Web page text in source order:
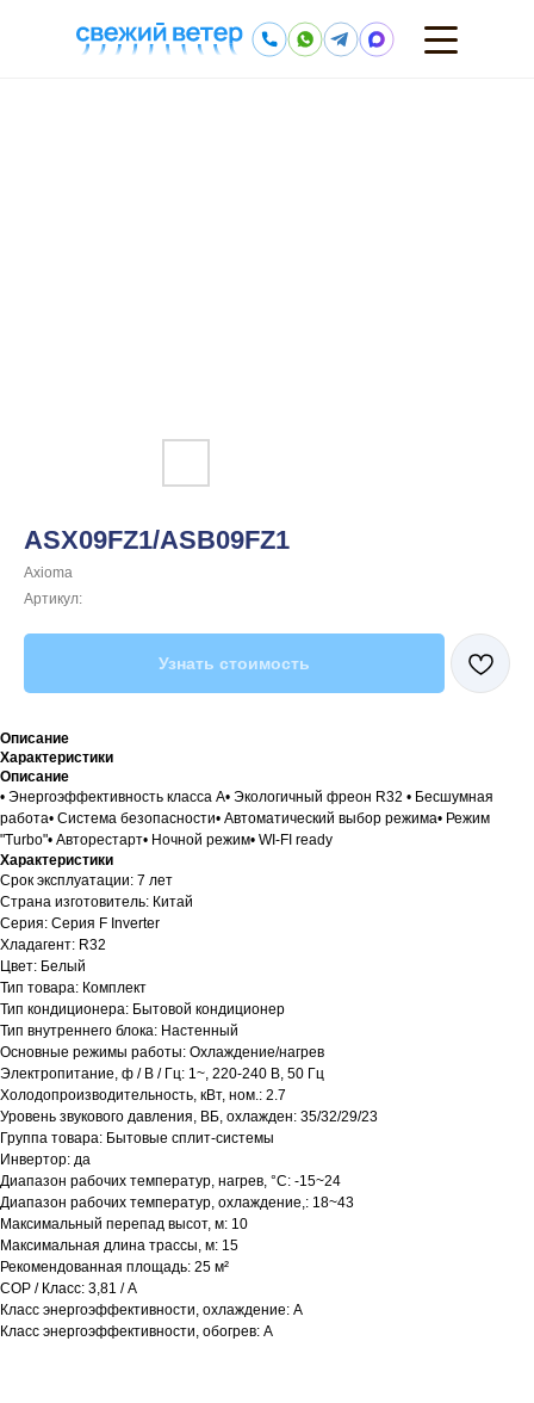
ASX09FZ1/ASB09FZ1
Axioma
Артикул:
Узнать стоимость
Описание
Характеристики
Описание
• Энергоэффективность класса А• Экологичный фреон R32 • Бесшумная
работа• Система безопасности• Автоматический выбор режима• Режим
"Turbo"• Авторестарт• Ночной режим• WI-FI ready
Характеристики
Срок эксплуатации: 7 лет
Страна изготовитель: Китай
Серия: Серия F Inverter
Хладагент: R32
Цвет: Белый
Тип товара: Комплект
Тип кондиционера: Бытовой кондиционер
Тип внутреннего блока: Настенный
Основные режимы работы: Охлаждение/нагрев
Электропитание, ф / В / Гц: 1~, 220-240 В, 50 Гц
Холодопроизводительность, кВт, ном.: 2.7
Уровень звукового давления, ВБ, охлажден: 35/32/29/23
Группа товара: Бытовые сплит-системы
Инвертор: да
Диапазон рабочих температур, нагрев, °C: -15~24
Диапазон рабочих температур, охлаждение,: 18~43
Максимальный перепад высот, м: 10
Максимальная длина трассы, м: 15
Рекомендованная площадь: 25 м²
COP / Класс: 3,81 / A
Класс энергоэффективности, охлаждение: A
Класс энергоэффективности, обогрев: A